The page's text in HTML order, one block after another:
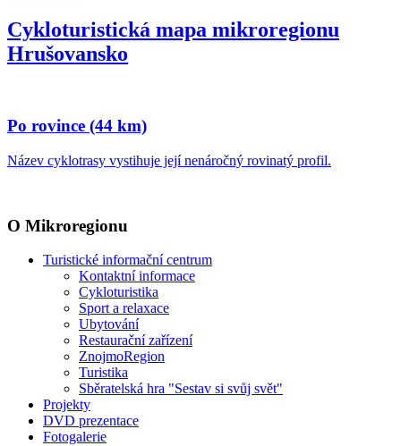
Cykloturistická mapa mikroregionu
Hrušovansko
Po rovince (44 km)
Název cyklotrasy vystihuje její nenáročný rovinatý profil.
O Mikroregionu
Turistické informační centrum
Kontaktní informace
Cykloturistika
Sport a relaxace
Ubytování
Restaurační zařízení
ZnojmoRegion
Turistika
Sběratelská hra "Sestav si svůj svět"
Projekty
DVD prezentace
Fotogalerie